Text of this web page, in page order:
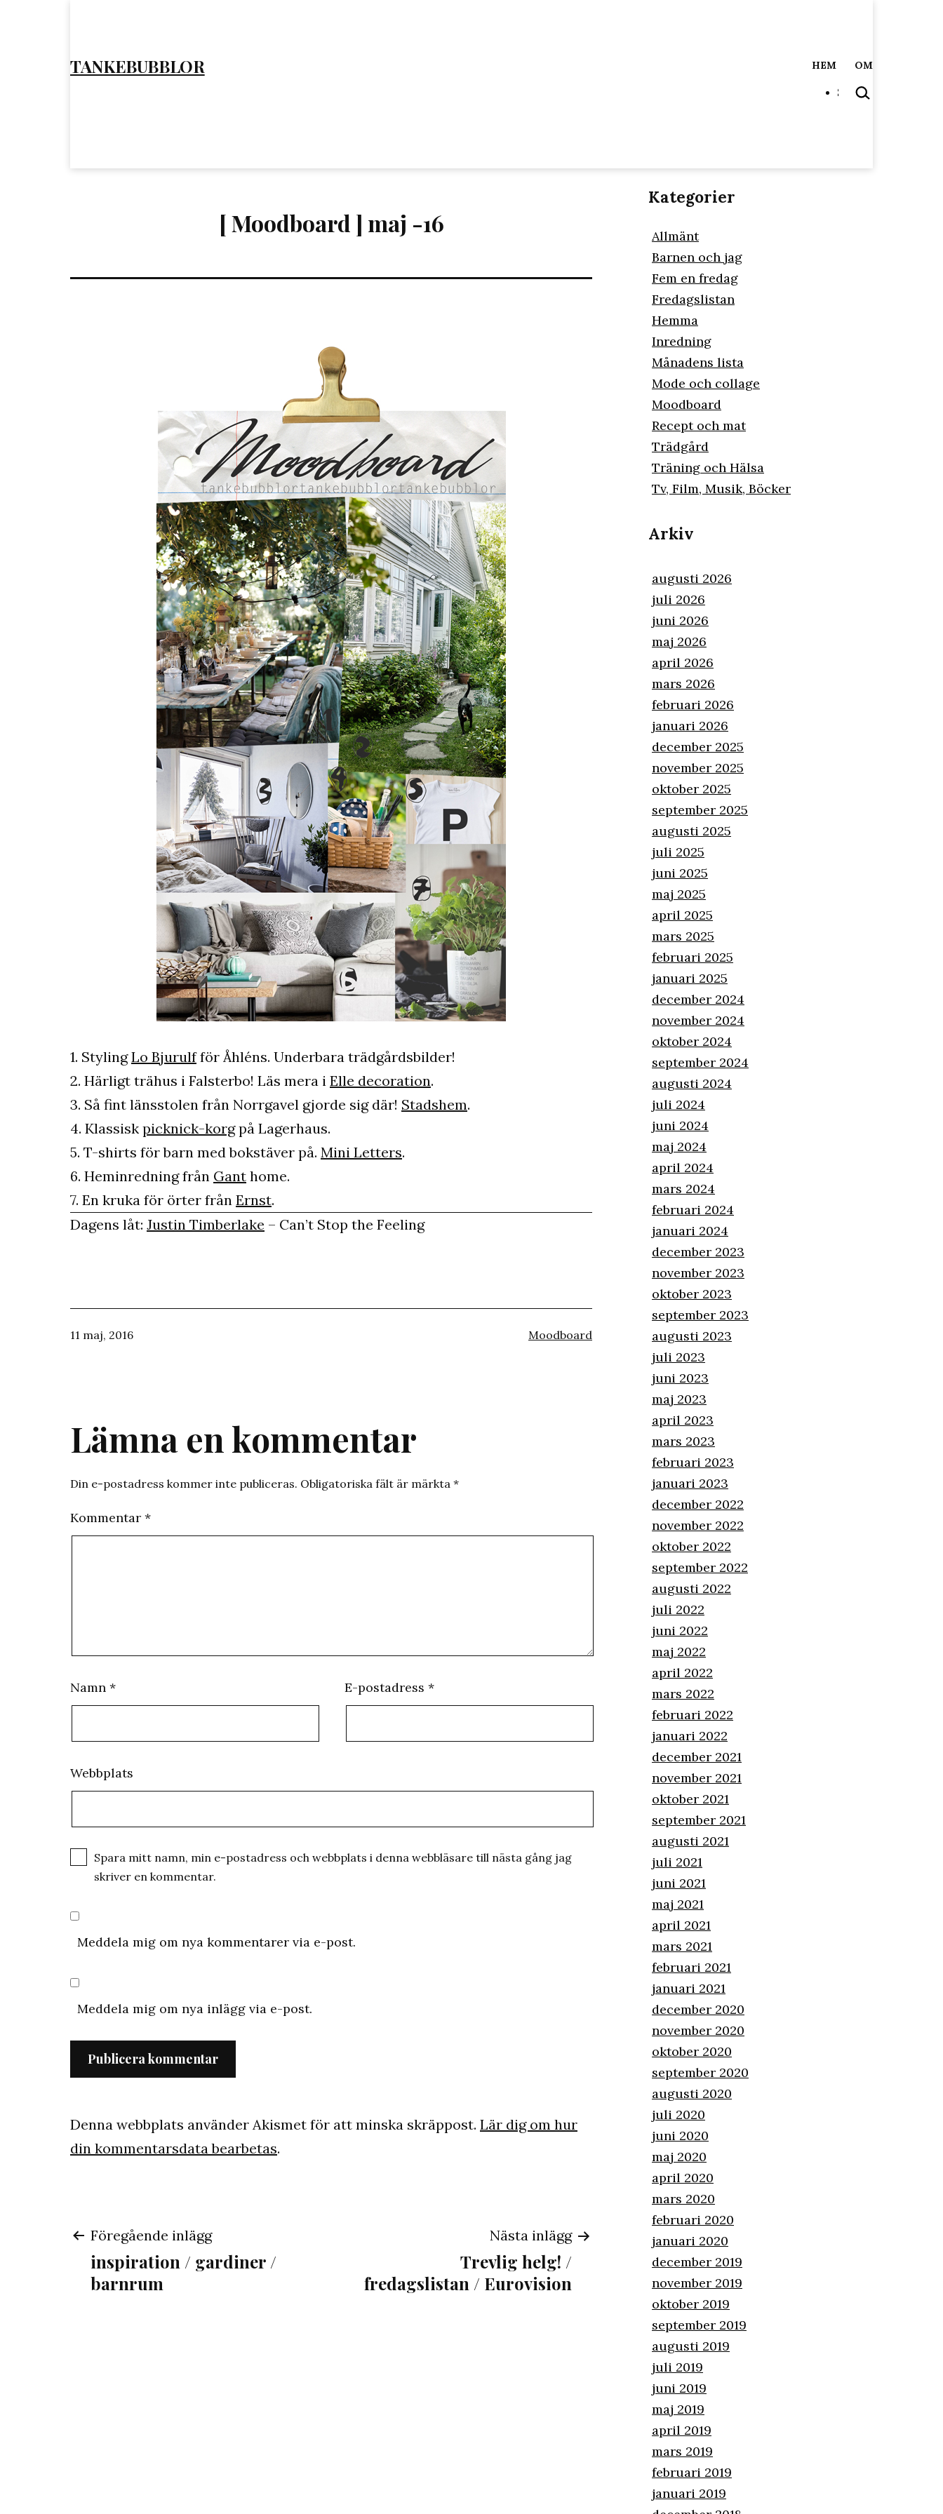
TANKEBUBBLOR HEM OM
SÖK
…
[ Moodboard ] maj -16
1. StylingLo Bjurulfför Åhléns. Underbara trädgårdsbilder!
2. Härligt trähus i Falsterbo! Läs mera i Elle decoration.
3. Så fint länsstolen från Norrgavel gjorde sig där! Stadshem.
4. Klassisk picknick-korgpå Lagerhaus.
5. T-shirts för barn med bokstäver på. Mini Letters.
6. Heminredning från Gant home.
7. En kruka för örter från Ernst.
Dagens låt: Justin Timberlake – Can’t Stop the Feeling
Publicerat
11 maj, 2016
Kategoriserat
Moodboard
Lämna en kommentar
Din e-postadress kommer inte publiceras. Obligatoriska fält är märkta *
Kommentar *
Namn * E-postadress *
Webbplats
Spara mitt namn, min e-postadress och webbplats i denna webbläsare till nästa gång jag
skriver en kommentar.
Meddela mig om nya kommentarer via e-post.
Meddela mig om nya inlägg via e-post.
Denna webbplats använder Akismet för att minska skräppost. Lär dig om hur
din kommentarsdata bearbetas.
Inläggsnavigering
Föregående inlägg
inspiration / gardiner /
barnrum
Nästa inlägg
Trevlig helg! /
fredagslistan / Eurovision
Kategorier
Allmänt
Barnen och jag
Fem en fredag
Fredagslistan
Hemma
Inredning
Månadens lista
Mode och collage
Moodboard
Recept och mat
Trädgård
Träning och Hälsa
Tv, Film, Musik, Böcker
Arkiv
augusti 2026
juli 2026
juni 2026
maj 2026
april 2026
mars 2026
februari 2026
januari 2026
december 2025
november 2025
oktober 2025
september 2025
augusti 2025
juli 2025
juni 2025
maj 2025
april 2025
mars 2025
februari 2025
januari 2025
december 2024
november 2024
oktober 2024
september 2024
augusti 2024
juli 2024
juni 2024
maj 2024
april 2024
mars 2024
februari 2024
januari 2024
december 2023
november 2023
oktober 2023
september 2023
augusti 2023
juli 2023
juni 2023
maj 2023
april 2023
mars 2023
februari 2023
januari 2023
december 2022
november 2022
oktober 2022
september 2022
augusti 2022
juli 2022
juni 2022
maj 2022
april 2022
mars 2022
februari 2022
januari 2022
december 2021
november 2021
oktober 2021
september 2021
augusti 2021
juli 2021
juni 2021
maj 2021
april 2021
mars 2021
februari 2021
januari 2021
december 2020
november 2020
oktober 2020
september 2020
augusti 2020
juli 2020
juni 2020
maj 2020
april 2020
mars 2020
februari 2020
januari 2020
december 2019
november 2019
oktober 2019
september 2019
augusti 2019
juli 2019
juni 2019
maj 2019
april 2019
mars 2019
februari 2019
januari 2019